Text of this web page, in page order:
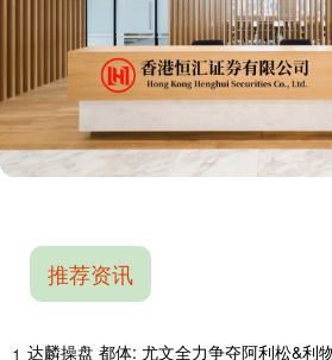
推荐资讯
1 达麟操盘 都体: 尤文全力争夺阿利松&利